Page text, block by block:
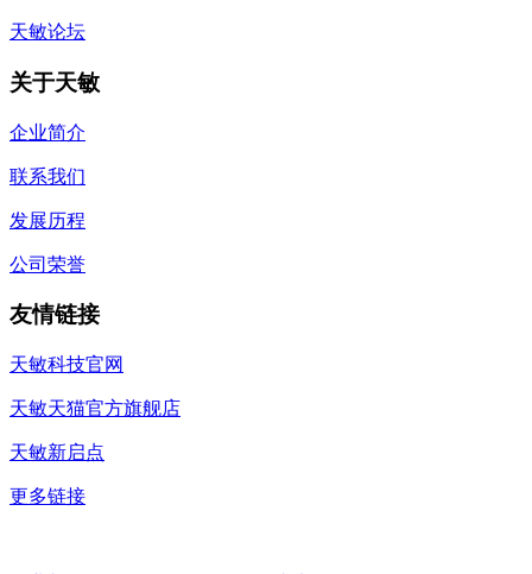
天敏论坛
关于天敏
企业简介
联系我们
发展历程
公司荣誉
友情链接
天敏科技官网
天敏天猫官方旗舰店
天敏新启点
更多链接